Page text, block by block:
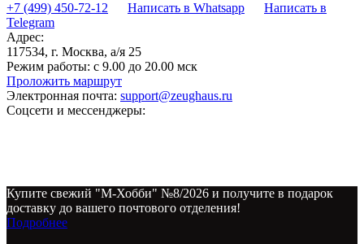
+7 (499) 450-72-12
Написать в Whatsapp
Написать в
Telegram
Адрес:
117534, г. Москва, а/я 25
Режим работы: с 9.00 до 20.00 мск
Проложить маршрут
Электронная почта: support@zeughaus.ru
Соцсети и мессенджеры:
Купите свежий "М-Хобби" №8/2026 и получите в подарок
доставку до вашего почтового отделения!
Подробнее